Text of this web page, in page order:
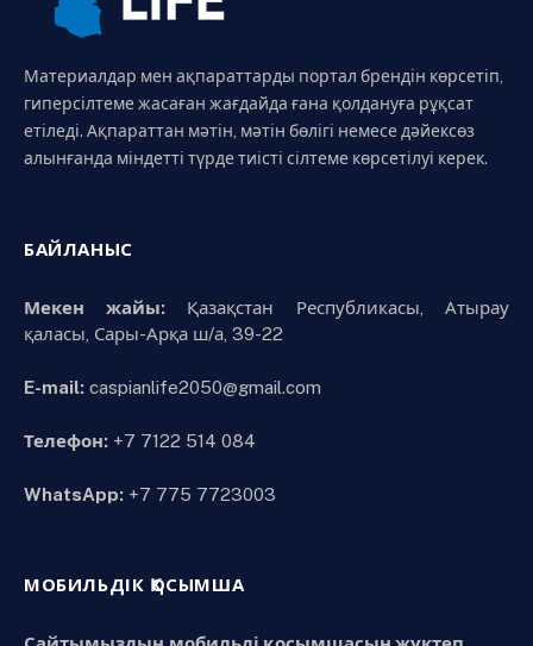
Материалдар мен ақпараттарды портал брендін көрсетіп,
гиперсілтеме жасаған жағдайда ғана қолдануға рұқсат
етіледі. Ақпараттан мәтін, мәтін бөлігі немесе дәйексөз
алынғанда міндетті түрде тиісті сілтеме көрсетілуі керек.
БАЙЛАНЫС
Мекен жайы:Қазақстан Республикасы, Атырау
қаласы, Сары-Арқа ш/а, 39-22
E-mail: caspianlife2050@gmail.com
Телефон: +7 7122 514 084
WhatsApp: +7 775 7723003
МОБИЛЬДІК ҚОСЫМША